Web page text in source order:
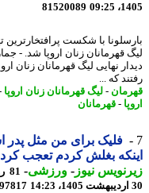
81520089
با شکست پرافتخارترین تیم
قهرمانان زنان اروپا شد. -
نهایی لیگ قهرمانان زنان
که ...
-لیگ قهرمانان زنان اروپا -
- قهرمانان
فلیک برای من مثل پدر
بغلش کردم تعجب کرد
نیوز-ورزشی-
81
81497817